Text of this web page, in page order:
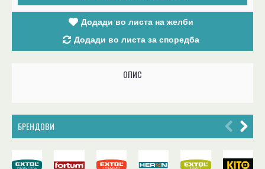
Додади во листа на желби
Додади во листа за споредба
ОПИС
БРЕНДОВИ